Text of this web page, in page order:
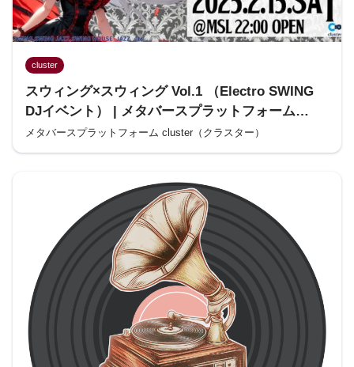
cluster
スウィング×スウィング Vol.1 （Electro SWING
DJイベント） | メタバースプラットフォーム
cluster（クラスター）
メタバースプラットフォーム cluster（クラスター）